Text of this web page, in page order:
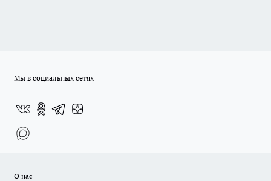
Мы в социальных сетях
О нас